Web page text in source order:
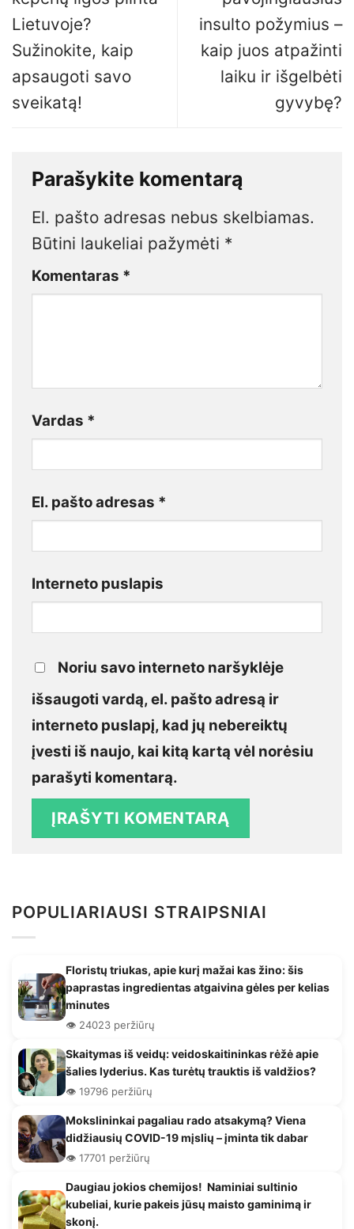
Lietuvoje?
Sužinokite, kaip
apsaugoti savo
sveikatą!
insulto požymius –
kaip juos atpažinti
laiku ir išgelbėti
gyvybę?
Parašykite komentarą
El. pašto adresas nebus skelbiamas.
Būtini laukeliai pažymėti *
Komentaras *
Vardas *
El. pašto adresas *
Interneto puslapis
Noriu savo interneto naršyklėje
išsaugoti vardą, el. pašto adresą ir
interneto puslapį, kad jų nebereiktų
įvesti iš naujo, kai kitą kartą vėl norėsiu
parašyti komentarą.
POPULIARIAUSI STRAIPSNIAI
Floristų triukas, apie kurį mažai kas žino: šis
paprastas ingredientas atgaivina gėles per kelias
minutes
👁️ 24023 peržiūrų
Skaitymas iš veidų: veidoskaitininkas rėžė apie
šalies lyderius. Kas turėtų trauktis iš valdžios?
👁️ 19796 peržiūrų
Mokslininkai pagaliau rado atsakymą? Viena
didžiausių COVID-19 mįslių – įminta tik dabar
👁️ 17701 peržiūrų
Daugiau jokios chemijos! Naminiai sultinio
kubeliai, kurie pakeis jūsų maisto gaminimą ir
skonį.